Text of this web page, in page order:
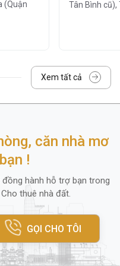
vụ chuyên
quanh tòa
sạn, quán cafe,
và trung tâm thể
đa cho giao dịch
hàng.
giá thuê
cung cấp nhiều lựa
(Quận
Tân Bình cũ),
Xem tất cả
căn nhà mơ
!
hành hỗ trợ bạn trong
thuê nhà đất.
GỌI CHO TÔI